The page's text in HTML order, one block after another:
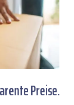
Preise.